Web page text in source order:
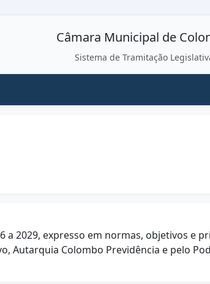
Câmara Municipal de
Sistema de Tramitação
2029, expresso em normas, objetivos e
Autarquia Colombo Previdência e pelo